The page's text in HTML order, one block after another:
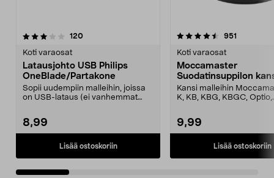
120arvostelut
Koti varaosat
Latausjohto USB Philips
OneBlade/Partakone
Sopii uudempiin malleihin, joissa
on USB-lataus (ei vanhemmat
8,99
Lisää ostoskoriin
4.5 viidestä
951
Koti varaosat
Moccamaster
Suodatinsuppilon
Kansi malleihin
K, KB, KBG, KBGC, Optio,
9,99
Lisää ostoskoriin
4.5 viidestä